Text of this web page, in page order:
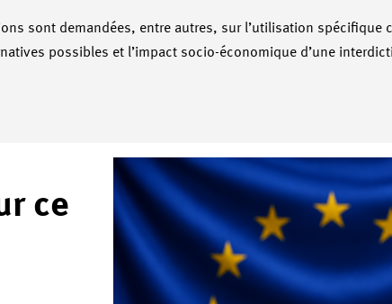
sont demandées, entre autres, sur l’utilisation spécifique
possibles et l’impact socio-économique d’une
ce